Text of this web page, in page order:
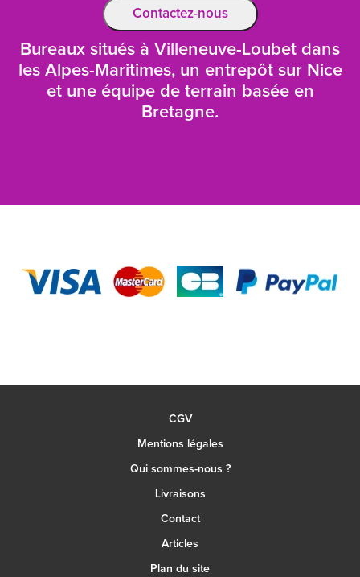
Contactez-nous
Bureaux situés à Villeneuve-Loubet dans
les Alpes-Maritimes, un entrepôt sur Nice
et une équipe de terrain basée en
Bretagne.
CGV
Mentions légales
Qui sommes-nous ?
Livraisons
Contact
Articles
Plan du site